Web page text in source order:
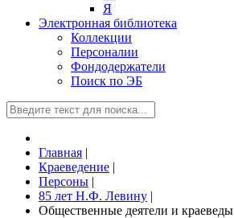
Я
Электронная библиотека
Коллекции
Персоналии
Фондодержатели
Поиск по ЭБ
Главная |
Краеведение |
Персоны |
85 лет Н.Ф. Левину |
Общественные деятели и краеведы